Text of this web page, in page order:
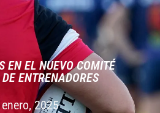
EN EL NUEVO COMITÉ
ENTRENADORES
2025